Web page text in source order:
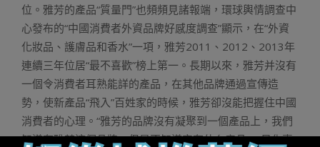
位。雅芳的產品“質量門”也頻頻見諸報端，環球輿情調查中
心發布的“中國消費者外資品牌好感度調查”顯示，在“外資
化妝品、護膚品和香水”一項，雅芳2011、2012、2013年
連續三年位居“最不喜歡”榜上第一。長期以來，雅芳并沒有
一個令消費者耳熟能詳的產品，在其他品牌通過宣傳造
勢，使新產品“飛入”百姓家的時候，雅芳卻沒能把握住中國
消費者的心理。“雅芳的品牌沒有凝聚到一個產品上，我們
知道有雅芳這個品牌，但是不知道它有什么產品。”日化專